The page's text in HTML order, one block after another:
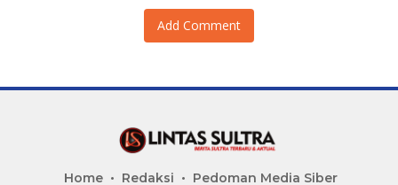
Add Comment
Home Redaksi Pedoman Media Siber